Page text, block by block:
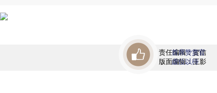
责任编辑：贺信
版面编辑：王影
首席赞赏官
虚位以待